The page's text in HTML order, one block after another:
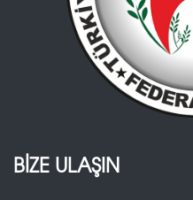
BİZE ULAŞIN